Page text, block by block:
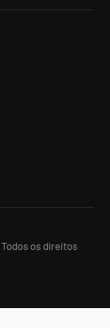
Todos os direitos